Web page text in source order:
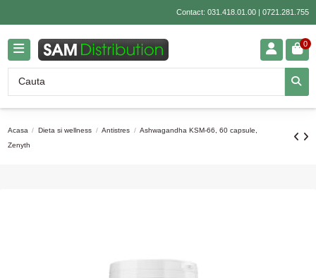
Contact: 031.418.01.00| 0721.281.755
0
Acasa Dieta si wellness Antistres
Ashwagandha KSM-66, 60 capsule,
Zenyth